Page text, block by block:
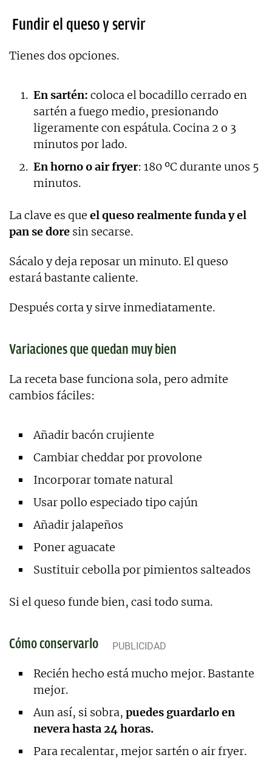
Fundir el queso y servir
Tienes dos opciones.
En sartén: coloca el bocadillo cerrado en
sartén a fuego medio, presionando
ligeramente con espátula. Cocina 2 o 3
minutos por lado.
En horno o air fryer: 180 ºC durante unos 5
minutos.
La clave es que el queso realmente funda y el
pan se dore sin secarse.
Sácalo y deja reposar un minuto. El queso
estará bastante caliente.
Después corta y sirve inmediatamente.
Variaciones que quedan muy bien
La receta base funciona sola, pero admite
cambios fáciles:
Añadir bacón crujiente
Cambiar cheddar por provolone
Incorporar tomate natural
Usar pollo especiado tipo cajún
Añadir jalapeños
Poner aguacate
Sustituir cebolla por pimientos salteados
Si el queso funde bien, casi todo suma.
Cómo conservarlo
Recién hecho está mucho mejor. Bastante
mejor.
Aun así, si sobra, puedes guardarlo en
nevera hasta 24 horas.
Para recalentar, mejor sartén o air fryer.